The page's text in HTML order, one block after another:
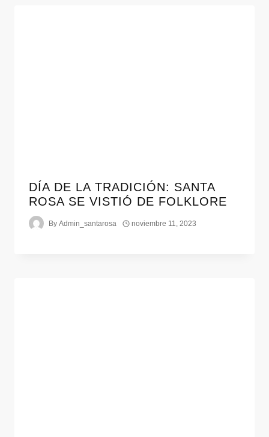
DÍA DE LA TRADICIÓN: SANTA
ROSA SE VISTIÓ DE FOLKLORE
By Admin_santarosa noviembre 11, 2023